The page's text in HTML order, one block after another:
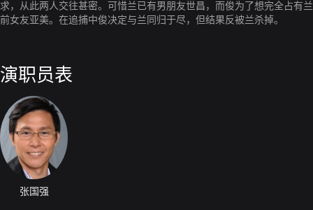
求，从此两人交往甚密。可惜兰已有男朋友世昌，而俊为了想完全占有
前女友亚美。在追捕中俊决定与兰同归于尽，但结果反被兰杀掉。
演职员表
张国强